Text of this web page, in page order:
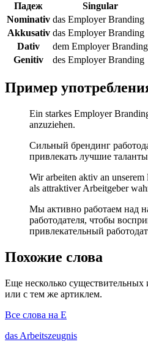
Падеж Singular
Nominativ das Employer Branding
Akkusativ das Employer Branding
Dativ
dem Employer Branding
Genitiv
des Employer Branding
Пример
Ein starkes Employer
anzuziehen.
Сильный брендинг
привлекать лучшие
Wir arbeiten aktiv an
als attraktiver Arbeitgeber
Мы активно работаем над
работодателя, чтобы
привлекательный
Похожие слова
Еще несколько существительных
или с тем же артиклем.
Все слова на E
das Arbeitszeugnis